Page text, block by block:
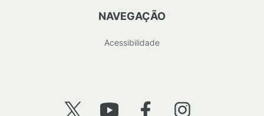
NAVEGAÇÃO
Acessibilidade